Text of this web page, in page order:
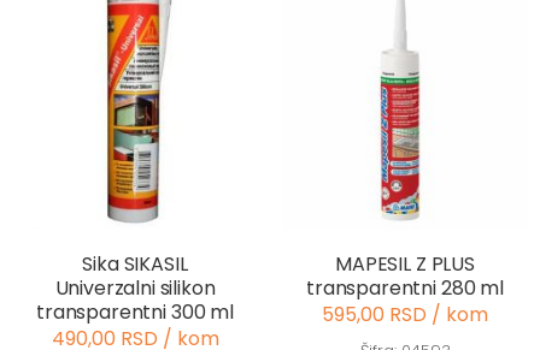
Sika SIKASIL
Univerzalni silikon
transparentni 300 ml
490,00 RSD / kom
MAPESIL Z PLUS
transparentni 280 ml
595,00 RSD / kom